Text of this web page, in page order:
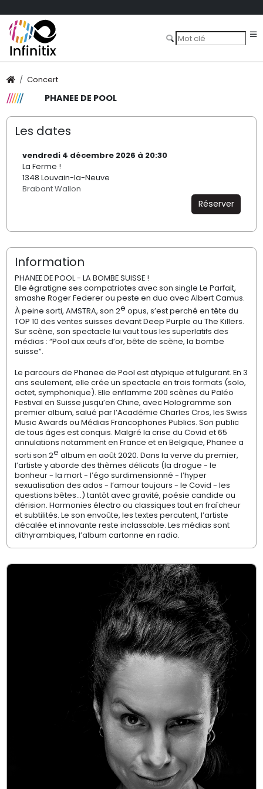
Concert
PHANEE DE POOL
Les dates
vendredi 4 décembre 2026 à 20:30
La Ferme !
1348 Louvain-la-Neuve
Brabant Wallon
Réserver
Information
PHANEE DE POOL - LA BOMBE SUISSE !
Elle égratigne ses compatriotes avec son single Le Parfait,
smashe Roger Federer ou peste en duo avec Albert Camus.
À peine sorti, AMSTRA, son 2e opus, s’est perché en tête du
TOP 10 des ventes suisses devant Deep Purple ou The Killers.
Sur scène, son spectacle lui vaut tous les superlatifs des
médias : “Pool aux œufs d’or, bête de scène, la bombe
suisse”.
Le parcours de Phanee de Pool est atypique et fulgurant. En 3
ans seulement, elle crée un spectacle en trois formats (solo,
octet, symphonique). Elle enflamme 200 scènes du Paléo
Festival en Suisse jusqu’en Chine, avecHologramme son
premier album, salué par l’Académie Charles Cros, les Swiss
Music Awards ou Médias Francophones Publics. Son public
de tous âges est conquis. Malgré la crise du Covid et 65
annulations notamment en France et en Belgique, Phanee a
sorti son 2e album en août 2020. Dans la verve du premier,
l’artiste y aborde des thèmes délicats (la drogue - le
bonheur - la mort - l’égo surdimensionné - l’hyper
sexualisation des ados - l’amour toujours - le Covid - les
questions bêtes...) tantôt avec gravité, poésie candide ou
dérision. Harmonies électro ou classiques tout en fraîcheur
et subtilités. Le son envoûte, les textes percutent, l’artiste
décalée et innovante reste inclassable. Les médias sont
dithyrambiques, l’album cartonne en radio.